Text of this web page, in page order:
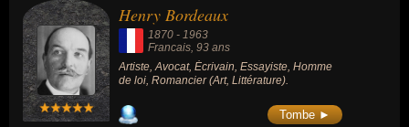
Henry Bordeaux
1870 - 1963
Francais , 93 ans
Artiste, Avocat, Écrivain, Essayiste, Homme
de loi, Romancier (Art, Littérature).
Tombe ►